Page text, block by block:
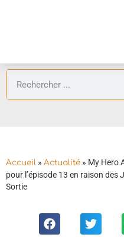
Accueil » Actualité » My Hero
pour l’épisode 13 en raison des
Sortie